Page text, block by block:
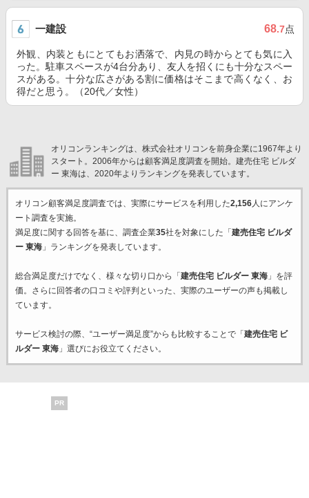
一建設 68.7点
外観、内装ともにとてもお洒落で、内見の時からとても気に入
った。駐車スペースが4台分あり、友人を招くにも十分なスペー
スがある。十分な広さがある割に価格はそこまで高くなく、お
得だと思う。（20代／女性）
オリコンランキングは、株式会社オリコンを前身企業に1967年より
スタート。2006年からは顧客満足度調査を開始。建売住宅 ビルダ
ー 東海は、2020年よりランキングを発表しています。
オリコン顧客満足度調査では、実際にサービスを利用した2,156人にアンケ
ート調査を実施。
満足度に関する回答を基に、調査企業35社を対象にした「 建売住宅 ビルダ
ー 東海」ランキングを発表しています。
総合満足度だけでなく、様々な切り口から「 建売住宅 ビルダー 東海」を評
価。さらに回答者の口コミや評判といった、実際のユーザーの声も掲載し
ています。
サービス検討の際、“ユーザー満足度”からも比較することで「 建売住宅 ビ
ルダー 東海」選びにお役立てください。
PR